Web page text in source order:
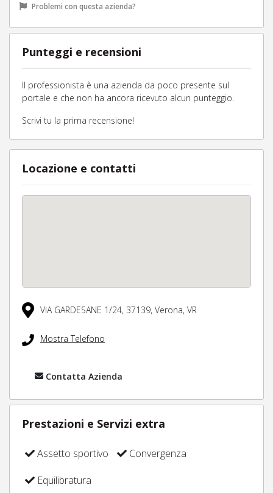
Problemi con questa azienda?
Punteggi e recensioni
Il professionista è una azienda da poco presente sul
portale e che non ha ancora ricevuto alcun punteggio.
Scrivi tu la prima recensione!
Locazione e contatti
VIA GARDESANE 1/24, 37139, Verona, VR
Mostra Telefono
Contatta Azienda
Prestazioni e Servizi extra
Assetto sportivo
Convergenza
Equilibratura